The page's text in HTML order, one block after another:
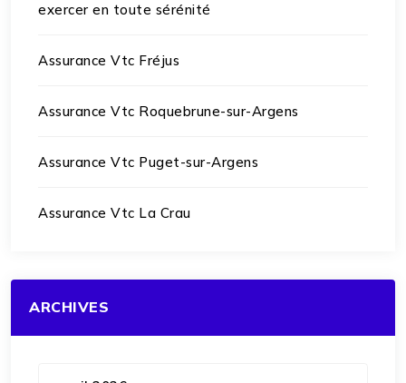
exercer en toute sérénité
Assurance Vtc Fréjus
Assurance Vtc Roquebrune-sur-Argens
Assurance Vtc Puget-sur-Argens
Assurance Vtc La Crau
ARCHIVES